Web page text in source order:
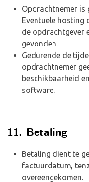
Opdrachtnemer is
Eventuele
de opdrachtgever
gevonden.
Gedurende de
opdrachtnemer
beschikbaarheid
software.
11. Betaling
Betaling dient te
factuurdatum,
overeengekomen.